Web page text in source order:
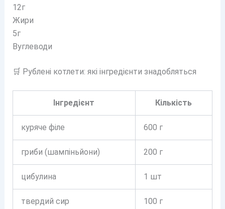
12г
Жири
5г
Вуглеводи
🛒 Рублені котлети: які інгредієнти знадобляться
Інгредієнт Кількість
куряче філе 600 г
гриби (шампіньйони) 200 г
цибулина 1 шт
твердий сир 100 г